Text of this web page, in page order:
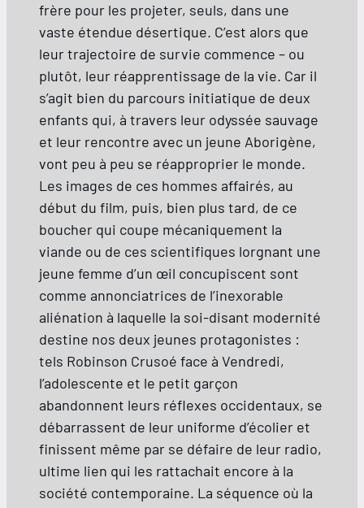
frère pour les projeter, seuls, dans une
vaste étendue désertique. C’est alors que
leur trajectoire de survie commence – ou
plutôt, leur réapprentissage de la vie. Car il
s’agit bien du parcours initiatique de deux
enfants qui, à travers leur odyssée sauvage
et leur rencontre avec un jeune Aborigène,
vont peu à peu se réapproprier le monde.
Les images de ces hommes affairés, au
début du film, puis, bien plus tard, de ce
boucher qui coupe mécaniquement la
viande ou de ces scientifiques lorgnant une
jeune femme d’un œil concupiscent sont
comme annonciatrices de l’inexorable
aliénation à laquelle la soi-disant modernité
destine nos deux jeunes protagonistes :
tels Robinson Crusoé face à Vendredi,
l’adolescente et le petit garçon
abandonnent leurs réflexes occidentaux, se
débarrassent de leur uniforme d’écolier et
finissent même par se défaire de leur radio,
ultime lien qui les rattachait encore à la
société contemporaine. La séquence où la